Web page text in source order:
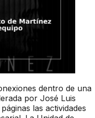
dentro de una
por José Luis
las actividades